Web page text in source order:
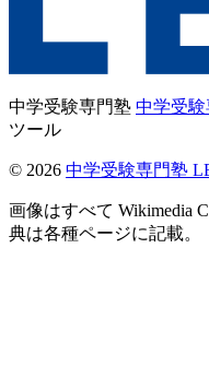
中学受験専門塾 中学受
ツール
© 2026 中学受験専門塾
画像はすべて Wikimedia
典は各種ページに記載。